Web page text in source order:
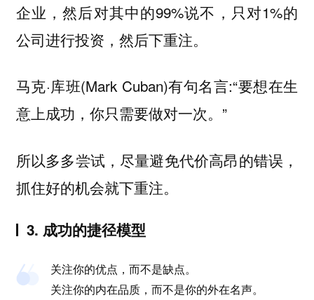
企业，然后对其中的99%说不，只对1%的
公司进行投资，然后下重注。
马克·库班(Mark Cuban)有句名言:“要想在生
意上成功，你只需要做对一次。”
所以多多尝试，尽量避免代价高昂的错误，
抓住好的机会就下重注。
3. 成功的捷径模型
关注你的优点，而不是缺点。
关注你的内在品质，而不是你的外在名声。